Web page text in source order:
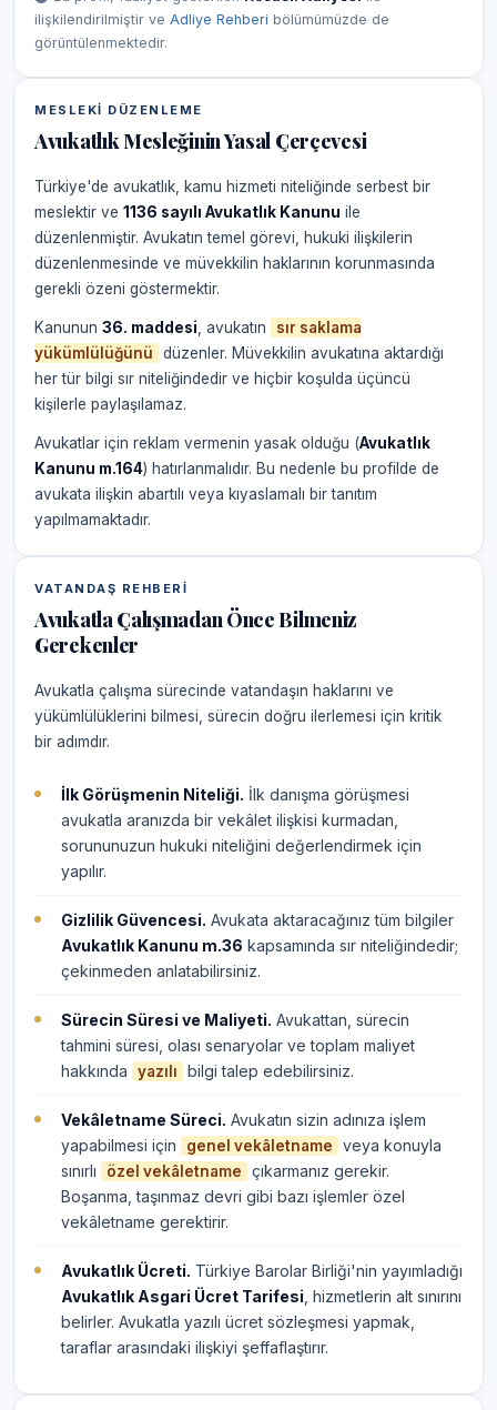
ilişkilendirilmiştir ve Adliye Rehberi bölümümüzde de
görüntülenmektedir.
MESLEKI DÜZENLEME
Avukatlık Mesleğinin Yasal Çerçevesi
Türkiye'de avukatlık, kamu hizmeti niteliğinde serbest bir
meslektir ve 1136 sayılı Avukatlık Kanunu ile
düzenlenmiştir. Avukatın temel görevi, hukuki ilişkilerin
düzenlenmesinde ve müvekkilin haklarının korunmasında
gerekli özeni göstermektir.
Kanunun 36. maddesi , avukatın
sır saklama
yükümlülüğünü
düzenler. Müvekkilin avukatına aktardığı
her tür bilgi sır niteliğindedir ve hiçbir koşulda üçüncü
kişilerle paylaşılamaz.
Avukatlar için reklam vermenin yasak olduğu (Avukatlık
Kanunu m.164) hatırlanmalıdır. Bu nedenle bu profilde de
avukata ilişkin abartılı veya kıyaslamalı bir tanıtım
yapılmamaktadır.
VATANDAŞ REHBERI
Avukatla Çalışmadan Önce Bilmeniz
Gerekenler
Avukatla çalışma sürecinde vatandaşın haklarını ve
yükümlülüklerini bilmesi, sürecin doğru ilerlemesi için kritik
bir adımdır.
İlk Görüşmenin Niteliği. İlk danışma görüşmesi
avukatla aranızda bir vekâlet ilişkisi kurmadan,
sorununuzun hukuki niteliğini değerlendirmek için
yapılır.
Gizlilik Güvencesi. Avukata aktaracağınız tüm bilgiler
Avukatlık Kanunu m.36 kapsamında sır niteliğindedir;
çekinmeden anlatabilirsiniz.
Sürecin Süresi ve Maliyeti. Avukattan, sürecin
tahmini süresi, olası senaryolar ve toplam maliyet
hakkında
yazılı bilgi talep edebilirsiniz.
Vekâletname Süreci. Avukatın sizin adınıza işlem
yapabilmesi için
genel vekâletname
veya konuyla
sınırlı
özel vekâletname
çıkarmanız gerekir.
Boşanma, taşınmaz devri gibi bazı işlemler özel
vekâletname gerektirir.
Avukatlık Ücreti. Türkiye Barolar Birliği'nin yayımladığı
Avukatlık Asgari Ücret Tarifesi , hizmetlerin alt sınırını
belirler. Avukatla yazılı ücret sözleşmesi yapmak,
taraflar arasındaki ilişkiyi şeffaflaştırır.